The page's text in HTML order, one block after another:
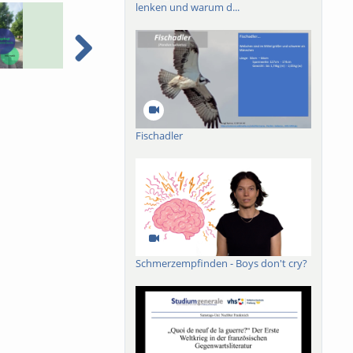
AI music - Prof. Dr.
Mathematics in Data and
Technology
lenken und warum d...
Fischadler
Schmerzempfinden - Boys don't cry?